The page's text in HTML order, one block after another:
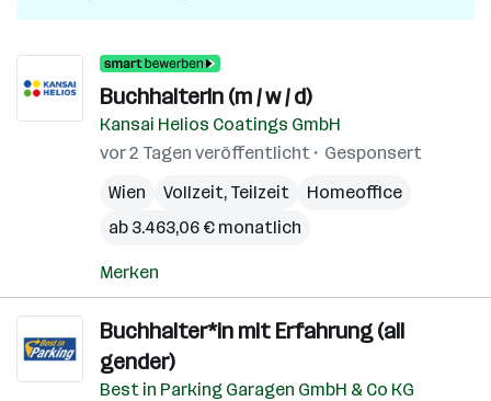
BuchhalterIn (m / w / d)
Kansai Helios Coatings GmbH
vor 2 Tagen veröffentlicht
Gesponsert
Wien
Vollzeit, Teilzeit
Homeoffice
ab 3.463,06 € monatlich
Merken
Buchhalter*in mit Erfahrung (all
gender)
Best in Parking Garagen GmbH & Co KG